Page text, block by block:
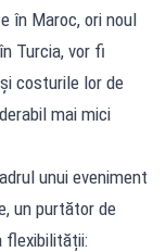
în Maroc, ori noul
Turcia, vor fi
costurile lor de
mai mici
unui eveniment
un purtător de
flexibilității: